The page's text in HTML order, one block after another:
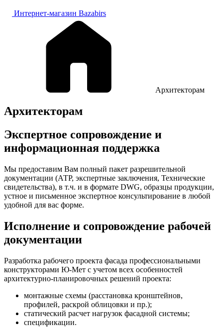
Интернет-магазин Bazabirs
Архитекторам
Архитекторам
Экспертное сопровождение и
информационная поддержка
Мы предоставим Вам полный пакет разрешительной
документации (АТР, экспертные заключения, Технические
свидетельства), в т.ч. и в формате DWG, образцы продукции,
устное и письменное экспертное консультирование в любой
удобной для вас форме.
Исполнение и сопровождение рабочей
документации
Разработка рабочего проекта фасада профессиональными
конструкторами Ю-Мет с учетом всех особенностей
архитектурно-планировочных решений проекта:
монтажные схемы (расстановка кронштейнов,
профилей, раскрой облицовки и пр.);
статический расчет нагрузок фасадной системы;
спецификации.